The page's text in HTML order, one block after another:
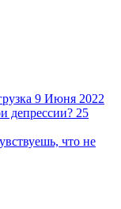
9 Июня 2022
депрессии? 25
что не